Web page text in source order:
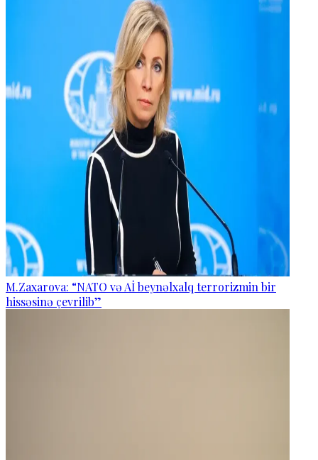
M.Zaxarova: “NATO və Aİ beynəlxalq terrorizmin bir
hissəsinə çevrilib”